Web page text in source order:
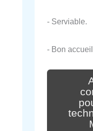
- Serviable.
- Bon